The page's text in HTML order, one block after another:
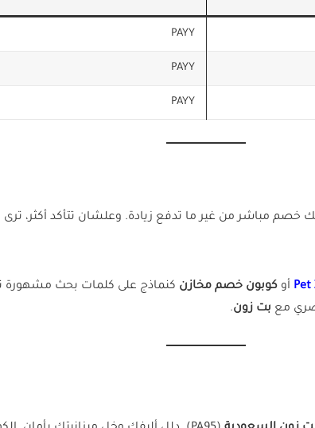
PAYY
PAYY
PAYY
خصم مباشر من غير ما تدفع زيادة. وعلشان تتأكد أكثر، ترى
Pet أو كوبون خصم مخازن كنماذج على كلمات بحث مشهورة
مع بت زون.